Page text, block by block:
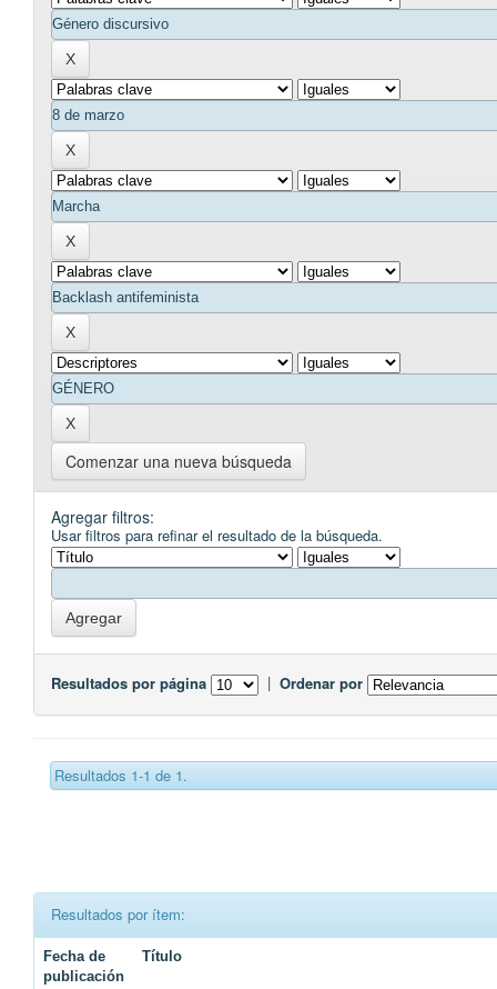
Comenzar una nueva búsqueda
Agregar filtros:
Usar filtros para refinar el resultado de la búsqueda.
Resultados por página | Ordenar por
Resultados 1-1 de 1.
Resultados por ítem:
Fecha de
publicación
Título